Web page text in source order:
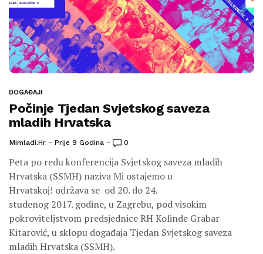
DOGAĐAJI
Počinje Tjedan Svjetskog saveza
mladih Hrvatska
Mimladi.hr Prije 9 Godina 0
Peta po redu konferencija Svjetskog saveza mladih
Hrvatska (SSMH) naziva Mi ostajemo u
Hrvatskoj! održava se od 20. do 24.
studenog 2017. godine, u Zagrebu, pod visokim
pokroviteljstvom predsjednice RH Kolinde Grabar
Kitarović, u sklopu događaja Tjedan Svjetskog saveza
mladih Hrvatska (SSMH).